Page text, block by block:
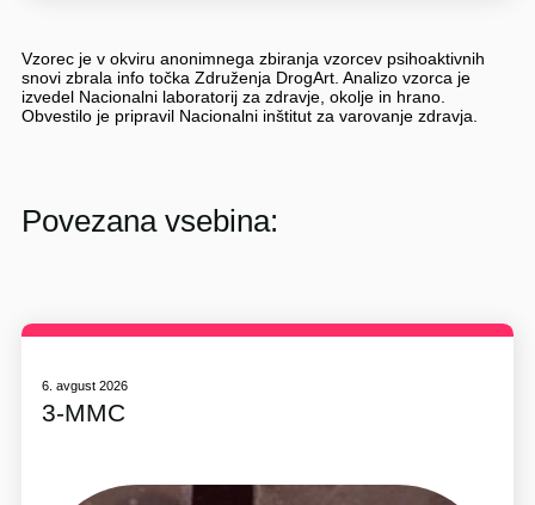
Vzorec je v okviru anonimnega zbiranja vzorcev psihoaktivnih
snovi zbrala info točka Združenja DrogArt. Analizo vzorca je
izvedel Nacionalni laboratorij za zdravje, okolje in hrano.
Obvestilo je pripravil Nacionalni inštitut za varovanje zdravja.
Povezana vsebina:
6. avgust 2026
3-MMC